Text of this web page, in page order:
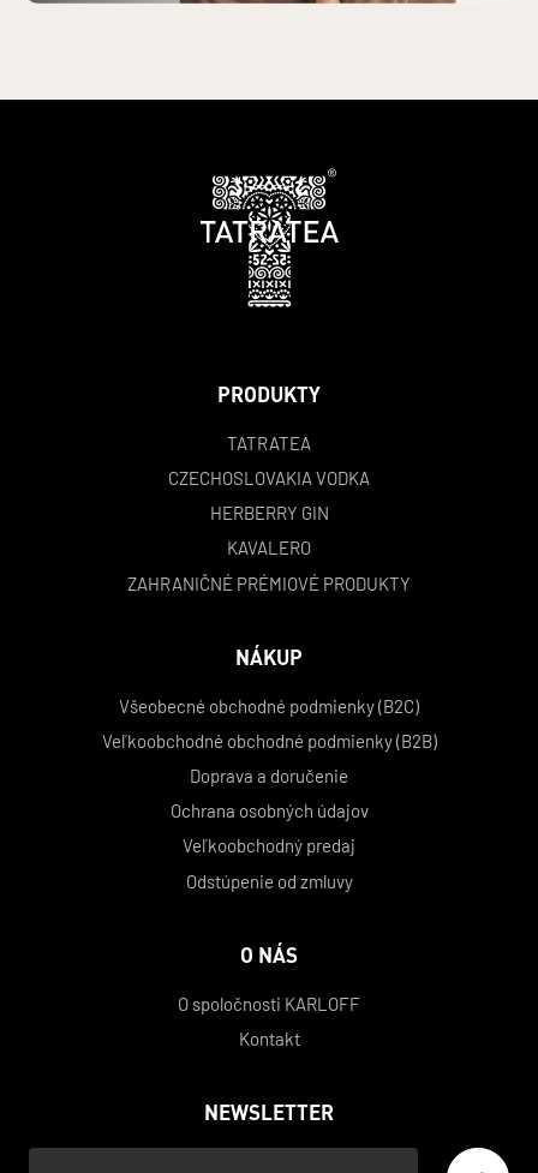
PRODUKTY
TATRATEA
CZECHOSLOVAKIA VODKA
HERBERRY GIN
KAVALERO
ZAHRANIČNÉ PRÉMIOVÉ PRODUKTY
NÁKUP
Všeobecné obchodné podmienky (B2C)
Veľkoobchodné obchodné podmienky (B2B)
Doprava a doručenie
Ochrana osobných údajov
Veľkoobchodný predaj
Odstúpenie od zmluvy
O NÁS
O spoločnosti KARLOFF
Kontakt
NEWSLETTER